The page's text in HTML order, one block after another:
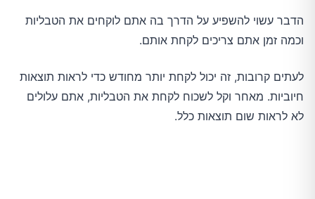
הדבר עשוי להשפיע על הדרך בה אתם לוקחים את הטבליות
וכמה זמן אתם צריכים לקחת אותם.
לעתים קרובות, זה יכול לקחת יותר מחודש כדי לראות תוצאות
חיוביות. מאחר וקל לשכוח לקחת את הטבליות, אתם עלולים
לא לראות שום תוצאות כלל.